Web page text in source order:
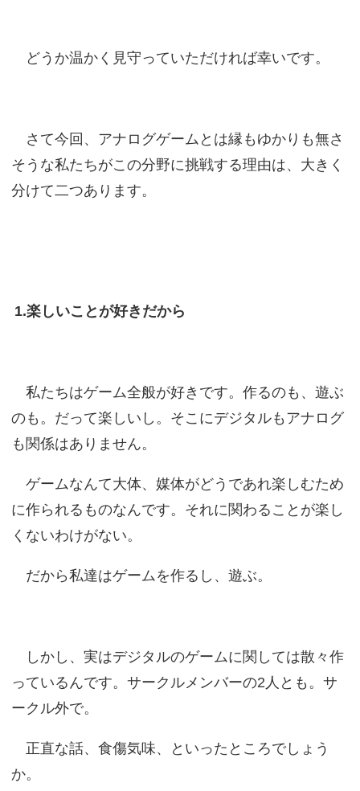
どうか温かく見守っていただければ幸いです。
さて今回、アナログゲームとは縁もゆかりも無さ
そうな私たちがこの分野に挑戦する理由は、大きく
分けて二つあります。
1.楽しいことが好きだから
私たちはゲーム全般が好きです。作るのも、遊ぶ
のも。だって楽しいし。そこにデジタルもアナログ
も関係はありません。
ゲームなんて大体、媒体がどうであれ楽しむため
に作られるものなんです。それに関わることが楽し
くないわけがない。
だから私達はゲームを作るし、遊ぶ。
しかし、実はデジタルのゲームに関しては散々作
っているんです。サークルメンバーの2人とも。サ
ークル外で。
正直な話、食傷気味、といったところでしょう
か。